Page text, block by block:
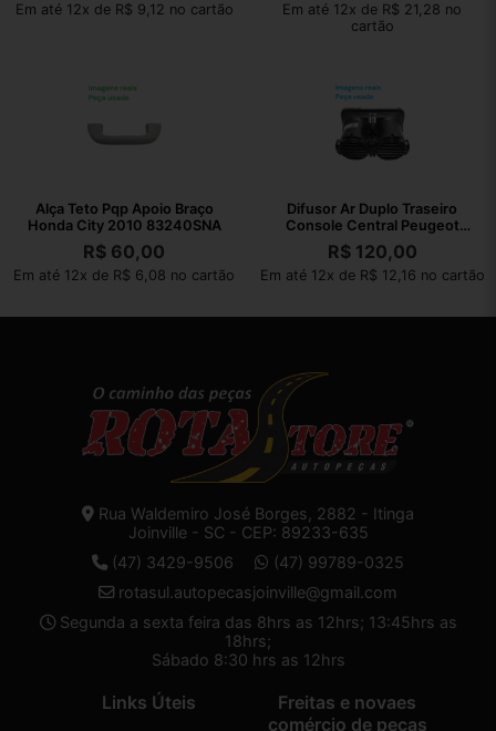
Em até 12x de R$ 9,12 no cartão
Em até 12x de R$ 21,28 no
cartão
Alça Teto Pqp Apoio Braço
Honda City 2010 83240SNA
R$ 60,00
Em até 12x de R$ 6,08 no cartão
Difusor Ar Duplo Traseiro
Console Central Peugeot
308 2012
R$120,00
Em até 12x de R$ 12,16 no cartão
Rua Waldemiro José Borges, 2882 - Itinga
Joinville - SC - CEP: 89233-635
(47) 3429-9506
(47) 99789-0325
rotasul.autopecasjoinville@gmail.com
Segunda a sexta feira das 8hrs as 12hrs; 13:45hrs as
18hrs;
Sábado 8:30 hrs as 12hrs
Links Úteis
Freitas e novaes
comércio de peças